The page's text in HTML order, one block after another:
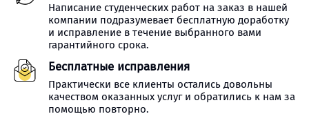
Написание студенческих работ на заказ в нашей
компании подразумевает бесплатную доработку
и исправление в течение выбранного вами
гарантийного срока.
Бесплатные исправления
Практически все клиенты остались довольны
качеством оказанных услуг и обратились к нам за
помощью повторно.